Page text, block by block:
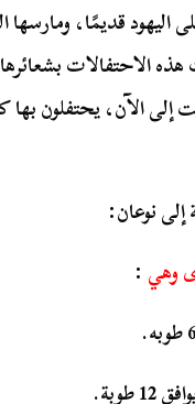
اليهود قديمًا، ومارسها
الاحتفالات بشعائرها
إلى الآن، يحتفلون
إلى نوعان:
وهي :